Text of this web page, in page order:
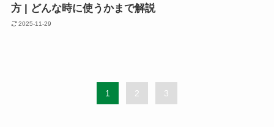
方 | どんな時に使うかまで解説
2025-11-29
1 2 3